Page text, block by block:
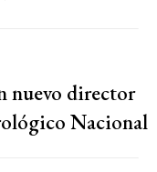
nuevo director
Nacional